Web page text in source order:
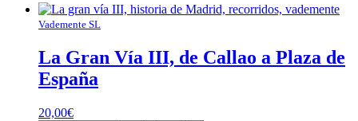
Vademente SL
La Gran Vía III, de Callao a Plaza de
España
20,00€